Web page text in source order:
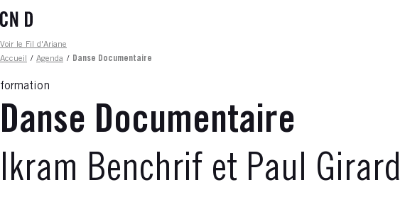
au
principal
Fil d'ariane
Voir le Fil d'Ariane
Accueil
/ Agenda / Danse Documentaire
formation
Danse Documentaire
Ikram Benchrif et Paul Girard